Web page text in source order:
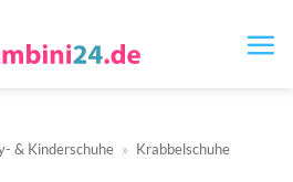
& Kinderschuhe » Krabbelschuhe